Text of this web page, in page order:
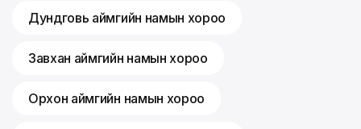
Дундговь аймгийн намын хороо
Завхан аймгийн намын хороо
Орхон аймгийн намын хороо